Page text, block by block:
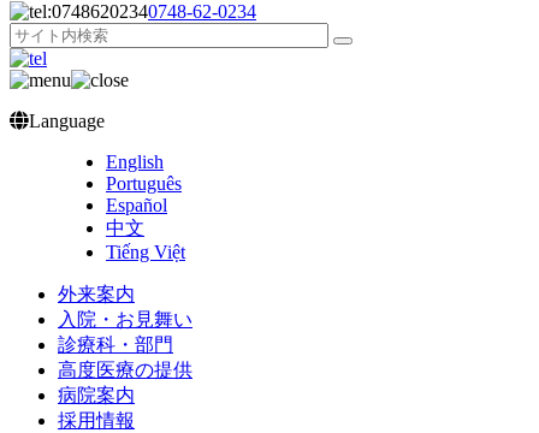
0748‐62‐0234
Language
English
Português
Español
中文
Tiếng Việt
外来案内
入院・お見舞い
診療科・部門
高度医療の提供
病院案内
採用情報